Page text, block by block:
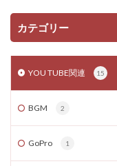
カテゴリー
YOU TUBE関連 15
BGM 2
GoPro 1